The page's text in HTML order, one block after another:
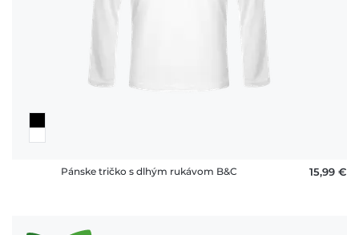
Pánske tričko s dlhým rukávom B&C 15,99 €